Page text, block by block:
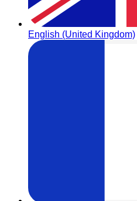
English (United Kingdom)